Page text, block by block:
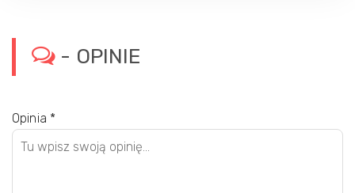
- OPINIE
Opinia *